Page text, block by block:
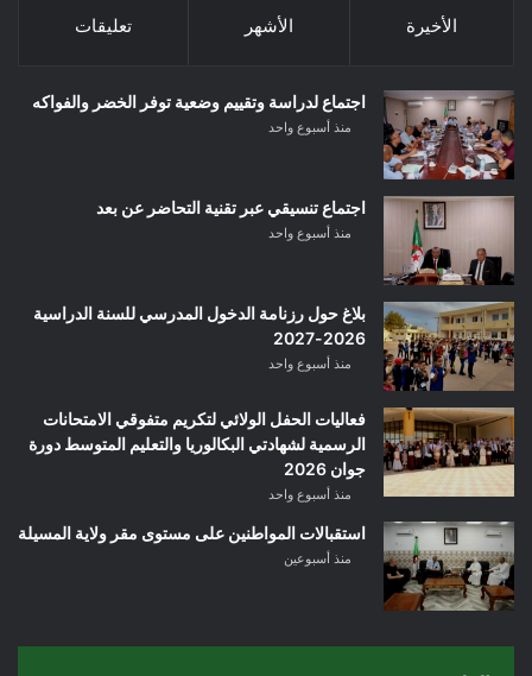
الأخيرة الأشهر تعليقات
اجتماع لدراسة وتقييم وضعية توفر الخضر والفواكه
منذ أسبوع واحد
اجتماع تنسيقي عبر تقنية التحاضر عن بعد
منذ أسبوع واحد
بلاغ حول رزنامة الدخول المدرسي للسنة الدراسية
2026-2027
منذ أسبوع واحد
فعاليات الحفل الولائي لتكريم متفوقي الامتحانات
الرسمية لشهادتي البكالوريا والتعليم المتوسط دورة
جوان 2026
منذ أسبوع واحد
استقبالات المواطنين على مستوى مقر ولاية المسيلة
منذ أسبوعين